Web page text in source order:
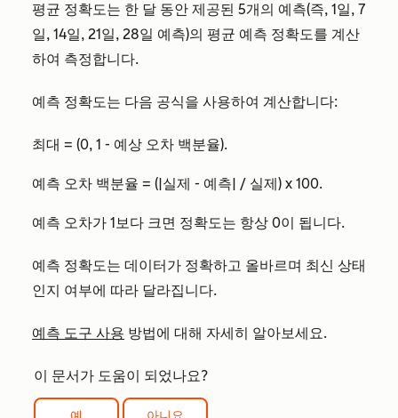
평균 정확도는 한 달 동안 제공된 5개의 예측(즉, 1일, 7
일, 14일, 21일, 28일 예측)의 평균 예측 정확도를 계산
하여 측정합니다.
예측 정확도는 다음 공식을 사용하여 계산합니다:
최대 = (0, 1 - 예상 오차 백분율).
예측 오차 백분율 = (|실제 - 예측| / 실제) x 100.
예측 오차가 1보다 크면 정확도는 항상 0이 됩니다.
예측 정확도는 데이터가 정확하고 올바르며 최신 상태
인지 여부에 따라 달라집니다.
예측 도구 사용 방법에 대해 자세히 알아보세요.
이 문서가 도움이 되었나요?